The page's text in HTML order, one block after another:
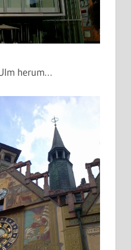
herum…